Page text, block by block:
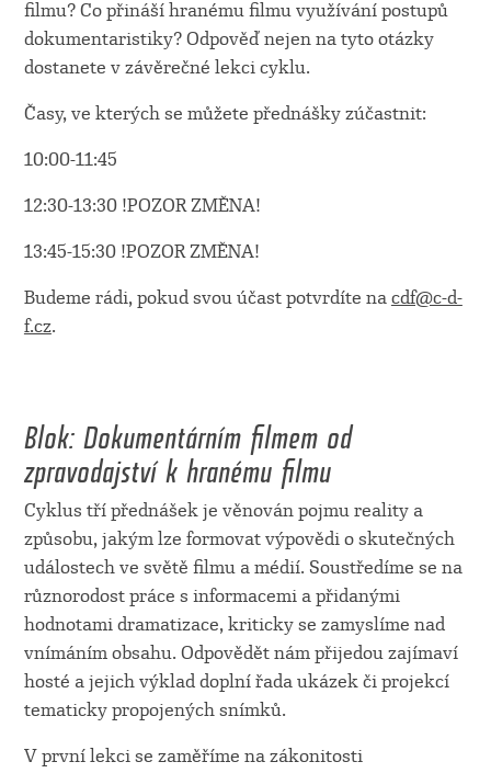
filmu? Co přináší hranému filmu využívání postupů
dokumentaristiky? Odpověď nejen na tyto otázky
dostanete v závěrečné lekci cyklu.
Časy, ve kterých se můžete přednášky zúčastnit:
10:00-11:45
12:30-13:30 !POZOR ZMĚNA!
13:45-15:30 !POZOR ZMĚNA!
Budeme rádi, pokud svou účast potvrdíte na cdf@c-d-
f.cz.
Blok: Dokumentárním filmem od
zpravodajství k hranému filmu
Cyklus tří přednášek je věnován pojmu reality a
způsobu, jakým lze formovat výpovědi o skutečných
událostech ve světě filmu a médií. Soustředíme se na
různorodost práce s informacemi a přidanými
hodnotami dramatizace, kriticky se zamyslíme nad
vnímáním obsahu. Odpovědět nám přijedou zajímaví
hosté a jejich výklad doplní řada ukázek či projekcí
tematicky propojených snímků.
V první lekci se zaměříme na zákonitosti